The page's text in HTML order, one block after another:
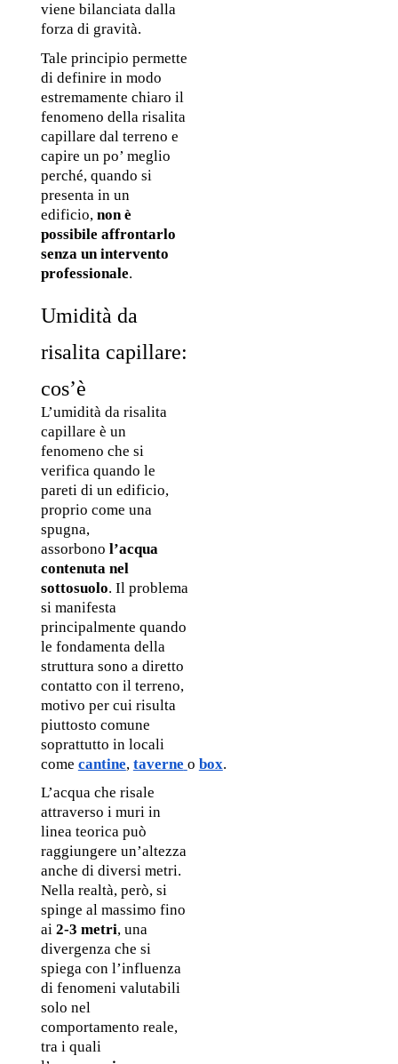
viene bilanciata dalla
forza di gravità.
Tale principio permette
di definire in modo
estremamente chiaro il
fenomeno della risalita
capillare dal terreno e
capire un po’ meglio
perché, quando si
presenta in un
edificio, non è
possibile affrontarlo
senza un intervento
professionale.
Umidità da
risalita capillare:
cos’è
L’umidità da risalita
capillare è un
fenomeno che si
verifica quando le
pareti di un edificio,
proprio come una
spugna,
assorbono l’acqua
contenuta nel
sottosuolo. Il problema
si manifesta
principalmente quando
le fondamenta della
struttura sono a diretto
contatto con il terreno,
motivo per cui risulta
piuttosto comune
soprattutto in locali
come cantine, taverne o box.
L’acqua che risale
attraverso i muri in
linea teorica può
raggiungere un’altezza
anche di diversi metri.
Nella realtà, però, si
spinge al massimo fino
ai 2-3 metri, una
divergenza che si
spiega con l’influenza
di fenomeni valutabili
solo nel
comportamento reale,
tra i quali